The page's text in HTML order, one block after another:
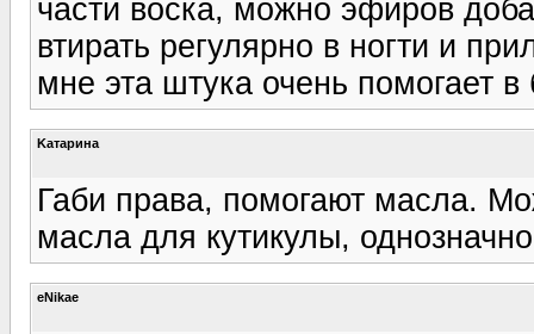
части воска, можно эфиров
втирать регулярно в ногти и
мне эта штука очень помогает
Kатарина
Габи права, помогают масла.
масла для кутикулы,
eNikae